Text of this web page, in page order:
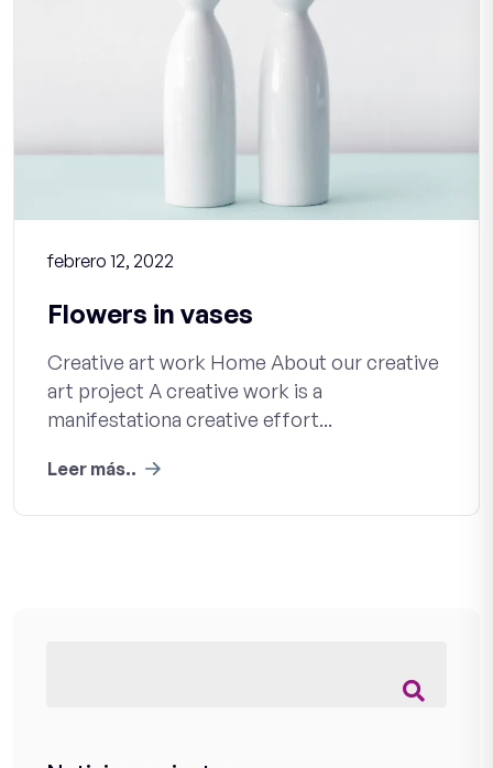
febrero 12, 2022
Flowers in vases
Creative art work Home About our creative
art project A creative work is a
manifestationa creative effort...
Leer más..